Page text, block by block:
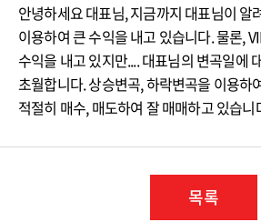
안녕하세요 대표님, 지금까지 대표님이 알
이용하여 큰 수익을 내고 있습니다. 물론,
수익을 내고 있지만.... 대표님의 변곡일에
초월합니다. 상승변곡, 하락변곡을 이용하
적절히 매수, 매도하여 잘 매매하고 있습
목록